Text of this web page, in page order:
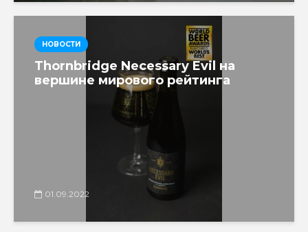
НОВОСТИ
Thornbridge Necessary Evil на
вершине мирового рейтинга
01.09.2022